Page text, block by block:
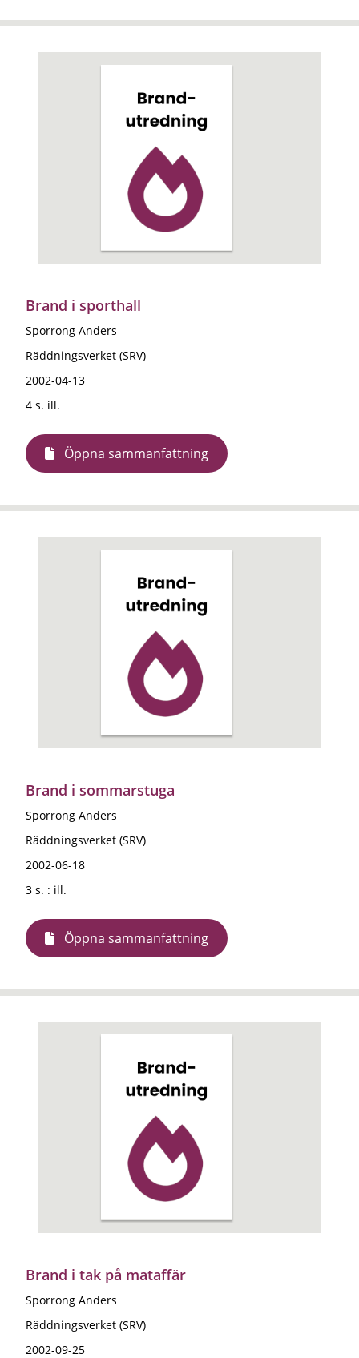
Brand i sporthall
Sporrong Anders
Räddningsverket (SRV)
2002-04-13
4 s. ill.
Öppna sammanfattning
Brand i sommarstuga
Sporrong Anders
Räddningsverket (SRV)
2002-06-18
3 s. : ill.
Öppna sammanfattning
Brand i tak på mataffär
Sporrong Anders
Räddningsverket (SRV)
2002-09-25